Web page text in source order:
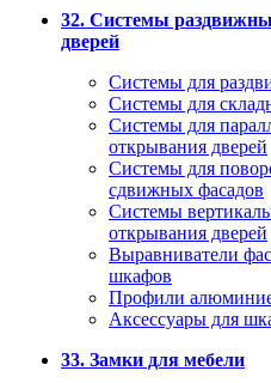
32. Системы
дверей
Системы для
Системы для
Системы для
открывания дверей
Системы для
сдвижных фасадов
Системы
открывания дверей
Выравниватели
шкафов
Профили
Аксессуары для
33. Замки для мебели